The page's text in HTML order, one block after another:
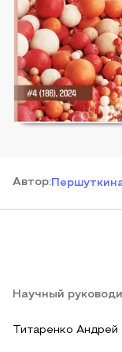
Автор:
Научный
Титаренко Андрей